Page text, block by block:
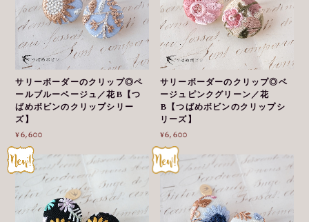
サリーボーダーのクリップ◎ペ
ールブルーベージュ／花B【つ
ばめボビンのクリップシリー
ズ】
¥6,600
サリーボーダーのクリップ◎ベ
ージュピンクグリーン／花
B【つばめボビンのクリップシ
リーズ】
¥6,600